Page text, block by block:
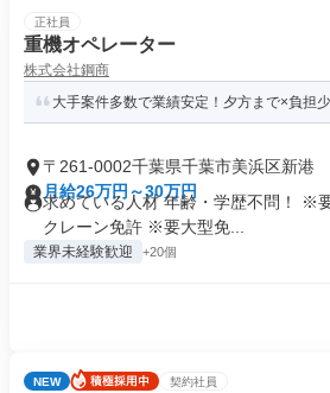
正社員
重機オペレーター
株式会社鋼商
大手案件多数で業績安定！夕方まで×負担
〒261-0002千葉県千葉市美浜区新港
月給26万円～30万円
求めている人材 年齢・学歴不問！ ※
クレーン免許 ※要大型免...
業界未経験歓迎 +20個
NEW 契約社員